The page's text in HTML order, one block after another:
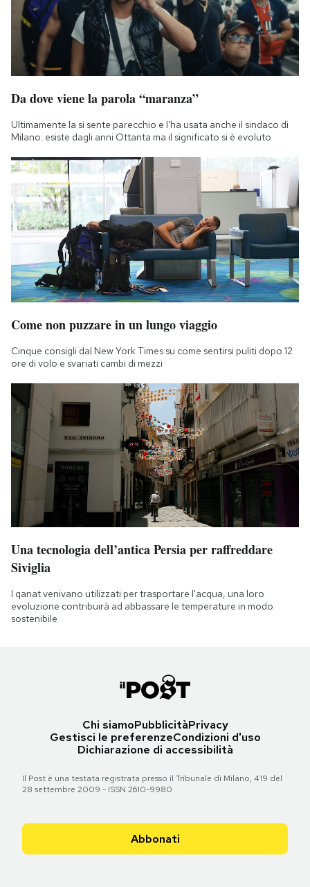
Da dove viene la parola “maranza”
Ultimamente la si sente parecchio e l'ha usata anche il sindaco di
Milano: esiste dagli anni Ottanta ma il significato si è evoluto
Come non puzzare in un lungo viaggio
Cinque consigli dal New York Times su come sentirsi puliti dopo 12
ore di volo e svariati cambi di mezzi
Una tecnologia dell’antica Persia per raffreddare
Siviglia
I qanat venivano utilizzati per trasportare l'acqua, una loro
evoluzione contribuirà ad abbassare le temperature in modo
sostenibile
Chi siamoPubblicitàPrivacy
Gestisci le preferenzeCondizioni d'uso
Dichiarazione di accessibilità
Il Post è una testata registrata presso il Tribunale di Milano, 419 del
28 settembre 2009 - ISSN 2610-9980
Abbonati